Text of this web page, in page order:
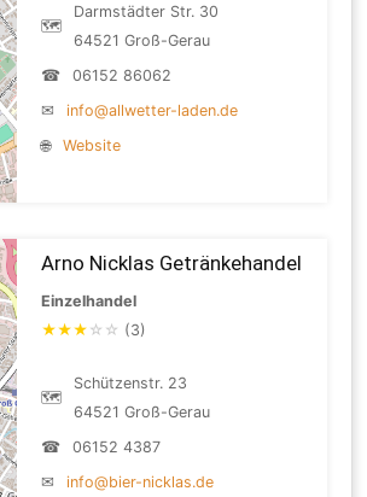
🗺
Darmstädter Str. 30
64521 Groß-Gerau
☎
06152 86062
✉
info@allwetter-laden.de
🌐
Website
Arno Nicklas Getränkehandel
Einzelhandel
★★★ ☆ ☆ (3)
🗺
Schützenstr. 23
64521 Groß-Gerau
☎
06152 4387
✉
info@bier-nicklas.de